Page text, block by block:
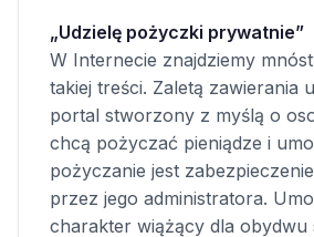
„Udzielę pożyczki prywatnie”
W Internecie znajdziemy
takiej treści. Zaletą zawierania
portal stworzony z myślą o
chcą pożyczać pieniądze i
pożyczanie jest
przez jego administratora.
charakter wiążący dla obydwu